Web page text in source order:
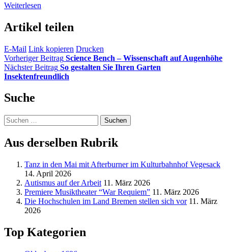
Weiterlesen
Artikel teilen
E-Mail Link kopieren Drucken
Vorheriger Beitrag Science Bench – Wissenschaft auf Augenhöhe
Nächster Beitrag So gestalten Sie Ihren Garten
Insektenfreundlich
Suche
Suchen
nach:
Aus derselben Rubrik
Tanz in den Mai mit Afterburner im Kulturbahnhof Vegesack
14. April 2026
Autismus auf der Arbeit 11. März 2026
Premiere Musiktheater “War Requiem” 11. März 2026
Die Hochschulen im Land Bremen stellen sich vor 11. März
2026
Top Kategorien